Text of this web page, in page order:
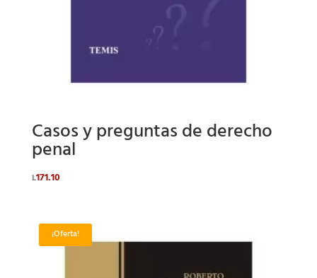
Casos y preguntas de derecho
penal
L171.10
¡Oferta!